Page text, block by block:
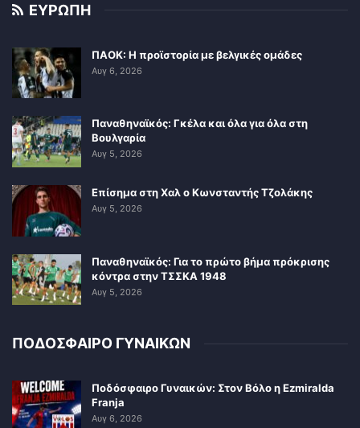
ΕΥΡΩΠΗ
ΠΑΟΚ: Η προϊστορία με βελγικές ομάδες
Αυγ 6, 2026
Παναθηναϊκός: Γκέλα και όλα για όλα στη
Βουλγαρία
Αυγ 5, 2026
Επίσημα στη Χαλ ο Κωνσταντής Τζολάκης
Αυγ 5, 2026
Παναθηναϊκός: Για το πρώτο βήμα πρόκρισης
κόντρα στην ΤΣΣΚΑ 1948
Αυγ 5, 2026
ΠΟΔΟΣΦΑΙΡΟ ΓΥΝΑΙΚΩΝ
Ποδόσφαιρο Γυναικών: Στον Βόλο η Ezmiralda
Franja
Αυγ 6, 2026